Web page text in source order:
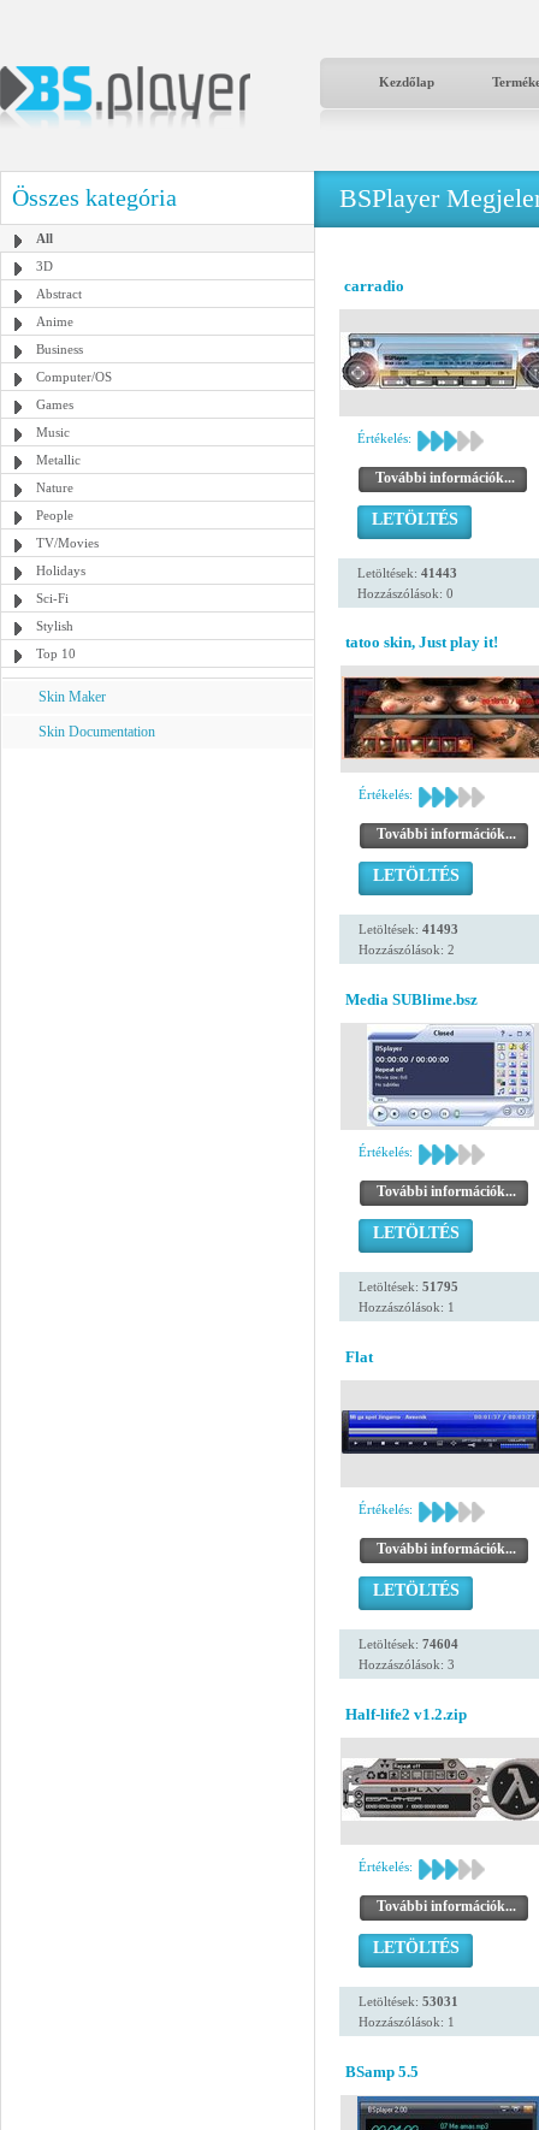
Kezdőlap
Összes kategória
All
3D
Abstract
Anime
Business
Computer/OS
Games
Music
Metallic
Nature
People
TV/Movies
Holidays
Sci-Fi
Stylish
Top 10
Skin Maker
Skin Documentation
BSPlayer
carradio
Értékelés:
További információk...
LETÖLTÉS
Letöltések: 41443
Hozzászólások: 0
tatoo skin, Just play it!
Értékelés:
További információk...
LETÖLTÉS
Letöltések: 41493
Hozzászólások: 2
Media SUBlime.bsz
Értékelés:
További információk...
LETÖLTÉS
Letöltések: 51795
Hozzászólások: 1
Flat
Értékelés:
További információk...
LETÖLTÉS
Letöltések: 74604
Hozzászólások: 3
Half-life2 v1.2.zip
Értékelés:
További információk...
LETÖLTÉS
Letöltések: 53031
Hozzászólások: 1
BSamp 5.5